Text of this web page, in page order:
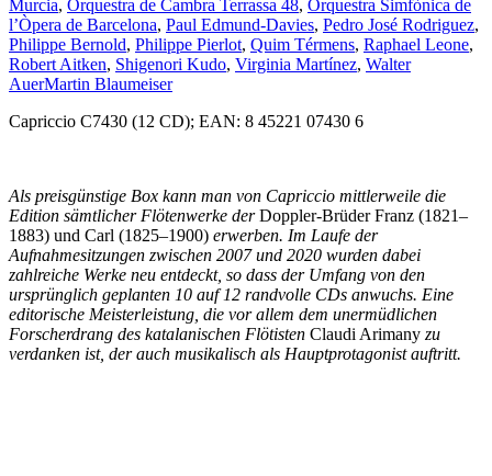
Murcia, Orquestra de Cambra Terrassa 48, Orquestra Simfònica de
l’Òpera de Barcelona, Paul Edmund-Davies, Pedro José Rodriguez,
Philippe Bernold, Philippe Pierlot, Quim Térmens, Raphael Leone,
Robert Aitken, Shigenori Kudo, Virginia Martínez, Walter
AuerMartin Blaumeiser
Capriccio C7430 (12 CD); EAN: 8 45221 07430 6
Als preisgünstige Box kann man von Capriccio mittlerweile die
Edition sämtlicher Flötenwerke derDoppler-Brüder Franz (1821–
1883) und Carl (1825–1900) erwerben. Im Laufe der
Aufnahmesitzungen zwischen 2007 und 2020 wurden dabei
zahlreiche Werke neu entdeckt, so dass der Umfang von den
ursprünglich geplanten 10 auf 12 randvolle CDs anwuchs. Eine
editorische Meisterleistung, die vor allem dem unermüdlichen
Forscherdrang des katalanischen Flötisten Claudi Arimany zu
verdanken ist, der auch musikalisch als Hauptprotagonist auftritt.